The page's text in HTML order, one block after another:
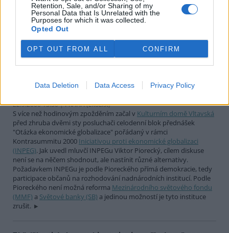
Retention, Sale, and/or Sharing of my
Personal Data that Is Unrelated with the
Purposes for which it was collected.
Opted Out
OPT OUT FROM ALL CONFIRM
Data Deletion Data Access Privacy Policy
festivalu vystoupí řada tanečních a hudebních skupin, známé
osobnosti akademického světa, například sociolog Jan Keller či
filozofové Milan Machovec a Erazim Kohák. Svou účastí festival
podpoří i zástupci Humanistické Internacionály ze Švýcarska,
Maďarska, Německa, Belgie, Francie a Itálie. Chybět nebude ani
sama prezidentka humanistické Internacionály Leonarda Cici.
Podle americké filozofky Federici je reforma SB
22.9.2000 13:30 | PRAHA (EkoList)
S více než hodinovým zpožděním začal v Kulturním domě Vltavská
před zhruba dvěmi sty posluchači celodenní blok přednášek
"Otázka ekonomické globalizace" pořádaný v rámci
Kontrasummitu 2000 Iniciativou proti ekonomické globalizaci
(INPEG). Jak uvedl mluvčí INPEGu Viktor Piorecký, cílem diskuse
není se na něčem shodnout, ale nastínit různé alternativy.
Požadavkem INPEGu je podle Pioreckého přímá demokracie, tedy
participace občanů na rozhodování nadnárodních institucí. Podle
Pioreckého není možná reforma Mezinárodního světového fondu
(MMF) a Světové banky (SB) a jedinou možností je tyto instituce
zrušit.